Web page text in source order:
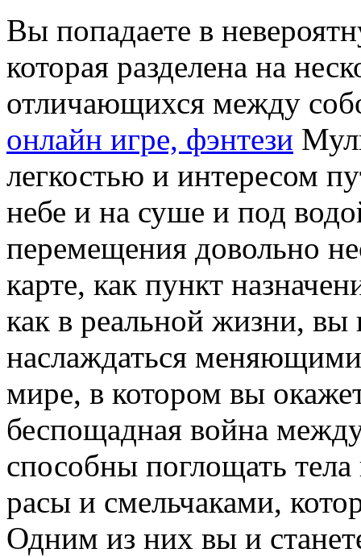
Вы попадаете в
которая разделена на
отличающихся между
онлайн игре, фэнтези
легкостью и интересом
небе и на суше и под
перемещения довольно
карте, как пункт
как в реальной жизни, вы
наслаждаться
мире, в котором вы
беспощадная война
способны поглощать тела
расы и смельчаками,
Одним из них вы и